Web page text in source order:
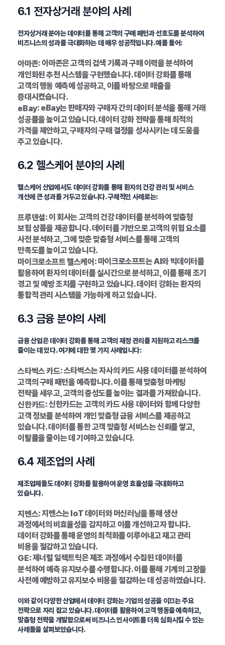
6.1 전자상거래 분야의 사례
전자상거래 분야는 데이터를 통해 고객의 구매 패턴과 선호도를 분석하여
비즈니스의 성과를 극대화하는 데 매우 성공적입니다. 예를 들어:
아마존: 아마존은 고객의 검색 기록과 구매 이력을 분석하여
개인화된 추천 시스템을 구현했습니다. 데이터 강화를 통해
고객의 행동 예측에 성공하고, 이를 바탕으로 매출을
증대시켰습니다.
eBay: eBay는 판매자와 구매자 간의 데이터 분석을 통해 거래
성공률을 높이고 있습니다. 데이터 강화 전략을 통해 최적의
가격을 제안하고, 구매자의 구매 결정을 성사시키는 데 도움을
주고 있습니다.
6.2 헬스케어 분야의 사례
헬스케어 산업에서도 데이터 강화를 통해 환자의 건강 관리 및 서비스
개선에 큰 성과를 거두고 있습니다. 구체적인 사례로는:
프루덴셜: 이 회사는 고객의 건강 데이터를 분석하여 맞춤형
보험 상품을 제공합니다. 데이터를 기반으로 고객의 위험 요소를
사전 분석하고, 그에 맞춘 맞춤형 서비스를 통해 고객의
만족도를 높이고 있습니다.
마이크로소프트 헬스케어 : 마이크로소프트는 AI와 빅데이터를
활용하여 환자의 데이터를 실시간으로 분석하고, 이를 통해 조기
경고 및 예방 조치를 구현하고 있습니다. 데이터 강화는 환자의
통합적 관리 시스템을 가능하게 하고 있습니다.
6.3 금융 분야의 사례
금융 산업은 데이터 강화를 통해 고객의 재정 관리를 지원하고 리스크를
줄이는 데 있다. 여기에 대한 몇 가지 사례입니다:
스타벅스 카드: 스타벅스는 자사의 카드 사용 데이터를 분석하여
고객의 구매 패턴을 예측합니다. 이를 통해 맞춤형 마케팅
전략을 세우고, 고객의 충성도를 높이는 결과를 가져왔습니다.
신한카드: 신한카드는 고객의 카드 사용 데이터와 함께 다양한
고객 정보를 분석하여 개인 맞춤형 금융 서비스를 제공하고
있습니다. 데이터를 통한 고객 맞춤형 서비스는 신뢰를 쌓고,
이탈률을 줄이는 데 기여하고 있습니다.
6.4 제조업의 사례
제조업체들도 데이터 강화를 활용하여 운영 효율성을 극대화하고
있습니다.
지멘스: 지멘스는 IoT 데이터와 머신러닝을 통해 생산
과정에서의 비효율성을 감지하고 이를 개선하고자 합니다.
데이터 강화를 통해 운영의 최적화를 이루어내고 재고 관리
비용을 절감하고 있습니다.
GE: 제너럴 일렉트릭은 제조 과정에서 수집된 데이터를
분석하여 예측 유지보수를 수행합니다. 이를 통해 기계의 고장을
사전에 예방하고 유지보수 비용을 절감하는 데 성공하였습니다.
이와 같이 다양한 산업에서 데이터 강화는 기업의 성공을 이끄는 주요
전략으로 자리 잡고 있습니다. 데이터를 활용하여 고객 행동을 예측하고,
맞춤형 전략을 개발함으로써 비즈니스 인사이트를 더욱 심화시킬 수 있는
사례들을 살펴보았습니다.